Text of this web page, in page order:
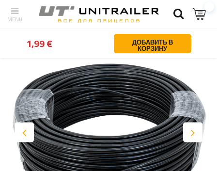
Назад Дом Освещение и электрика Vadi Электрический
1,99 € ДОБАВИТЬ В
КОРЗИНУ